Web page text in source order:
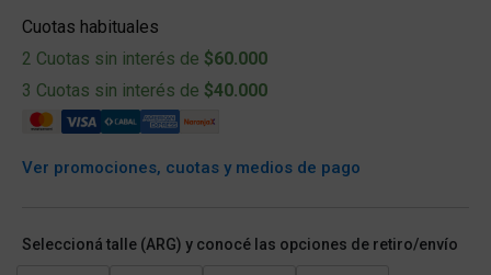
Cuotas habituales
2 Cuotas sin interés de $60.000
3 Cuotas sin interés de $40.000
Ver promociones, cuotas y medios de pago
Seleccioná talle (ARG) y conocé las opciones de retiro/envío